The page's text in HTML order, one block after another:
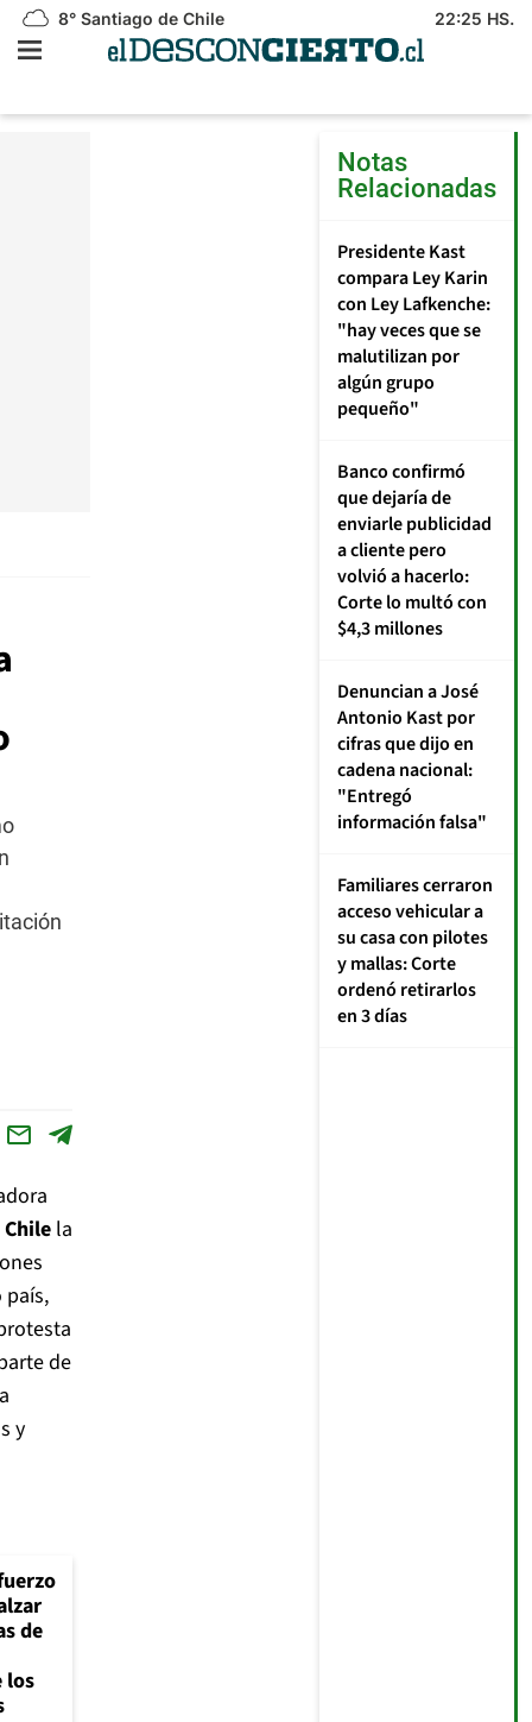
8° Santiago de Chile 22:25 HS.
Chilela
de
y
de
los
Notas
Relacionadas
Presidente Kast
compara Ley Karin
con Ley Lafkenche:
"hay veces que se
malutilizan por
algún grupo
pequeño"
Banco confirmó
que dejaría de
enviarle publicidad
a cliente pero
volvió a hacerlo:
Corte lo multó con
$4,3 millones
Denuncian a José
Antonio Kast por
cifras que dijo en
cadena nacional:
"Entregó
información falsa"
Familiares cerraron
acceso vehicular a
su casa con pilotes
y mallas: Corte
ordenó retirarlos
en 3 días